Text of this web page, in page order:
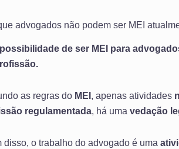
advogados não podem ser MEI
de ser MEI para
as regras do MEI , apenas atividades
regulamentada, há uma vedação
disso, o trabalho do advogado é uma